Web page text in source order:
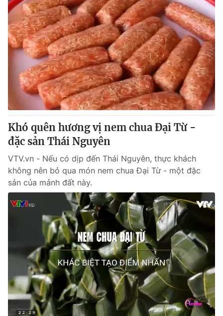
Khó quên hương vị nem chua Đại Từ -
đặc sản Thái Nguyên
VTV.vn - Nếu có dịp đến Thái Nguyên, thực khách
không nên bỏ qua món nem chua Đại Từ - một đặc
sản của mảnh đất này.